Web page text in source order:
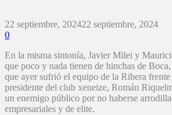
22 septiembre, 202422 septiembre, 2024
0
En la misma sintonía, Javier Milei y
que poco y nada tienen de hinchas de
que ayer sufrió el equipo de la Ribera frente
presidente del club xeneize, Román
un enemigo público por no haberse
empresariales y de elite.